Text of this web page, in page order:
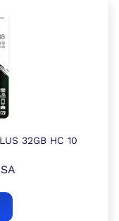
32GB HC 10